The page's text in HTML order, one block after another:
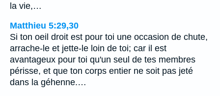
la vie,…
Matthieu 5:29,30
Si ton oeil droit est pour toi une occasion de chute,
arrache-le et jette-le loin de toi; car il est
avantageux pour toi qu'un seul de tes membres
périsse, et que ton corps entier ne soit pas jeté
dans la géhenne.…